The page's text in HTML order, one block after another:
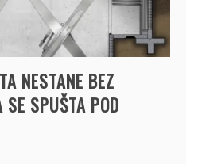
NESTANE BEZ
SE SPUŠTA POD